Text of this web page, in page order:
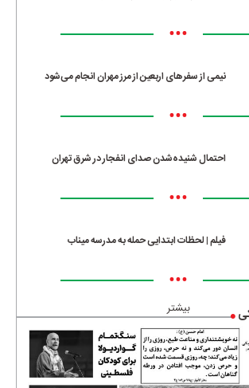
•••
نیمی از سفرهای اربعین از مرز مهران انجام می‌شود
•••
احتمال شنیده‌شدن صدای انفجار در شرق تهران
•••
فیلم | لحظات ابتدایی حمله به مدرسه میناب
•••
بیشتر